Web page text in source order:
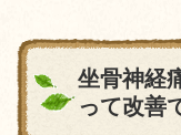
坐骨神経
って改善